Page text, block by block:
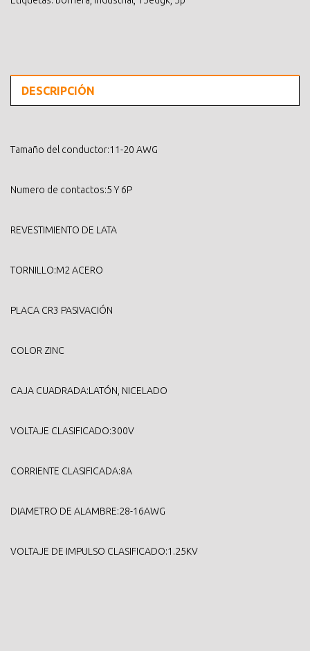
DESCRIPCIÓN
Tamaño del conductor:11-20 AWG
Numero de contactos:5 Y 6P
REVESTIMIENTO DE LATA
TORNILLO:M2 ACERO
PLACA CR3 PASIVACIÓN
COLOR ZINC
CAJA CUADRADA:LATÓN, NICELADO
VOLTAJE CLASIFICADO:300V
CORRIENTE CLASIFICADA:8A
DIAMETRO DE ALAMBRE:28-16AWG
VOLTAJE DE IMPULSO CLASIFICADO:1.25KV